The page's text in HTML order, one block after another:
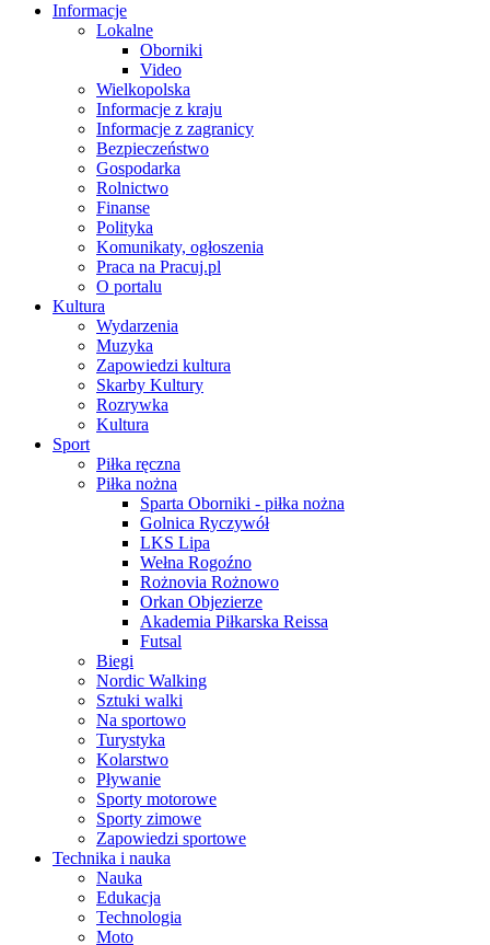
Informacje
Lokalne
Oborniki
Video
Wielkopolska
Informacje z kraju
Informacje z zagranicy
Bezpieczeństwo
Gospodarka
Rolnictwo
Finanse
Polityka
Komunikaty, ogłoszenia
Praca na Pracuj.pl
O portalu
Kultura
Wydarzenia
Muzyka
Zapowiedzi kultura
Skarby Kultury
Rozrywka
Kultura
Sport
Piłka ręczna
Piłka nożna
Sparta Oborniki - piłka nożna
Golnica Ryczywół
LKS Lipa
Wełna Rogoźno
Rożnovia Rożnowo
Orkan Objezierze
Akademia Piłkarska Reissa
Futsal
Biegi
Nordic Walking
Sztuki walki
Na sportowo
Turystyka
Kolarstwo
Pływanie
Sporty motorowe
Sporty zimowe
Zapowiedzi sportowe
Technika i nauka
Nauka
Edukacja
Technologia
Moto